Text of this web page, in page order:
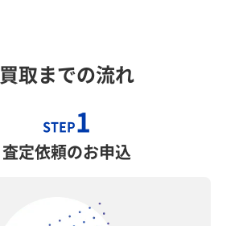
買取までの流れ
STEP1
査定依頼のお申込